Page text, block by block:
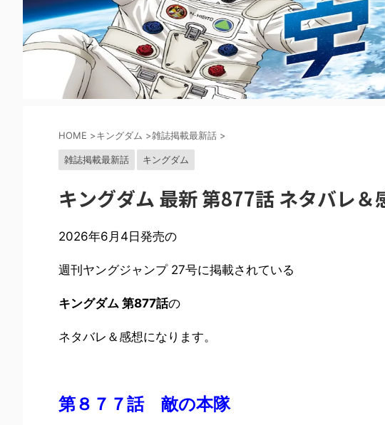
HOME >キングダム >雑誌掲載最新話 >
雑誌掲載最新話 キングダム
キングダム 最新 第877話 ネタバレ＆
2026年6月4日発売の
週刊ヤングジャンプ 27号に掲載されている
キングダム 第877話の
ネタバレ＆感想になります。
第８７７話 敵の本隊